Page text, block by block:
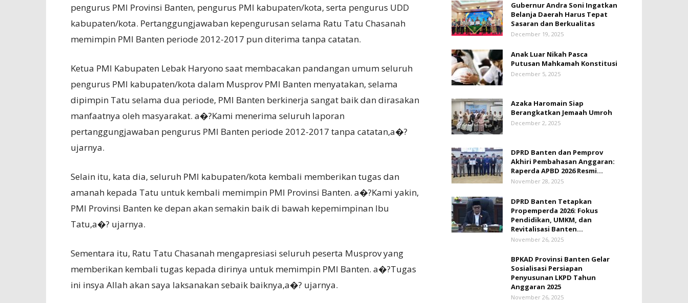
pengurus PMI Provinsi Banten, pengurus PMI kabupaten/kota, serta pengurus UDD
kabupaten/kota. Pertanggungjawaban kepengurusan selama Ratu Tatu Chasanah
memimpin PMI Banten periode 2012-2017 pun diterima tanpa catatan.
Ketua PMI Kabupaten Lebak Haryono saat membacakan pandangan umum seluruh
pengurus PMI kabupaten/kota dalam Musprov PMI Banten menyatakan, selama
dipimpin Tatu selama dua periode, PMI Banten berkinerja sangat baik dan dirasakan
manfaatnya oleh masyarakat. a�?Kami menerima seluruh laporan
pertanggungjawaban pengurus PMI Banten periode 2012-2017 tanpa catatan,a�?
ujarnya.
Selain itu, kata dia, seluruh PMI kabupaten/kota kembali memberikan tugas dan
amanah kepada Tatu untuk kembali memimpin PMI Provinsi Banten. a�?Kami yakin,
PMI Provinsi Banten ke depan akan semakin baik di bawah kepemimpinan Ibu
Tatu,a�? ujarnya.
Sementara itu, Ratu Tatu Chasanah mengapresiasi seluruh peserta Musprov yang
memberikan kembali tugas kepada dirinya untuk memimpin PMI Banten. a�?Tugas
ini insya Allah akan saya laksanakan sebaik baiknya,a�? ujarnya.
Gubernur Andra Soni Ingatkan
Belanja Daerah Harus Tepat
Sasaran dan Berkualitas
December 19, 2025
Anak Luar Nikah Pasca
Putusan Mahkamah Konstitusi
December 5, 2025
Azaka Haromain Siap
Berangkatkan Jemaah Umroh
December 2, 2025
DPRD Banten dan Pemprov
Akhiri Pembahasan Anggaran:
Raperda APBD 2026 Resmi...
November 28, 2025
DPRD Banten Tetapkan
Propemperda 2026: Fokus
Pendidikan, UMKM, dan
Revitalisasi Banten...
November 26, 2025
BPKAD Provinsi Banten Gelar
Sosialisasi Persiapan
Penyusunan LKPD Tahun
Anggaran 2025
November 26, 2025